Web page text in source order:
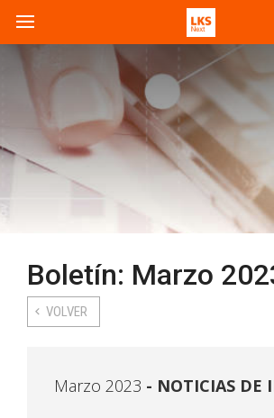
Boletín: Marzo
VOLVER
Marzo 2023 NOTICIAS DE